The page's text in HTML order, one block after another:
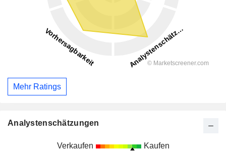
Mehr Ratings
Analystenschätzungen
Verkaufen Kaufen